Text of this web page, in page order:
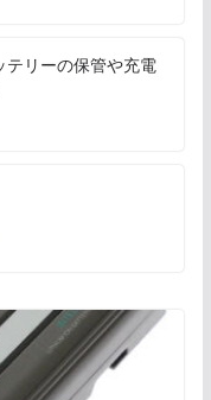
リーの保管や充電